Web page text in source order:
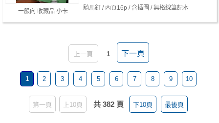
一般向 收藏品 小卡 騎馬釘 / 內頁16p / 含插圖 / 無格線筆記本
上一頁 1 下一頁
1 2 3 4 5 6 7 8 9 10
第一頁 上10頁 共 382 頁 下10頁 最後頁